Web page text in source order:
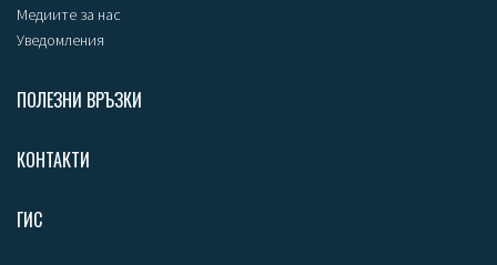
Медиите за нас
Уведомления
ПОЛЕЗНИ ВРЪЗКИ
КОНТАКТИ
ГИС